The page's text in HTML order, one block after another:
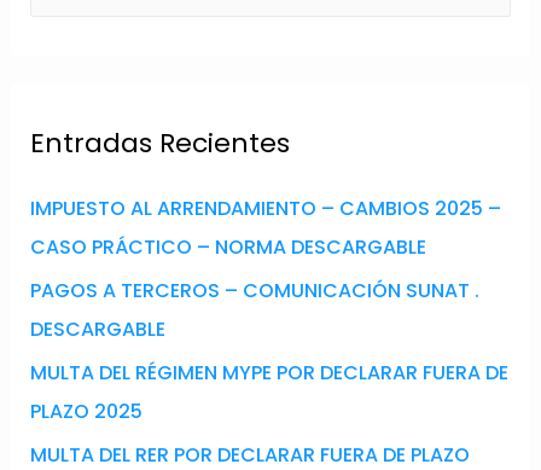
Entradas Recientes
IMPUESTO AL ARRENDAMIENTO – CAMBIOS 2025 –
CASO PRÁCTICO – NORMA DESCARGABLE
PAGOS A TERCEROS – COMUNICACIÓN SUNAT .
DESCARGABLE
MULTA DEL RÉGIMEN MYPE POR DECLARAR FUERA DE
PLAZO 2025
MULTA DEL RER POR DECLARAR FUERA DE PLAZO